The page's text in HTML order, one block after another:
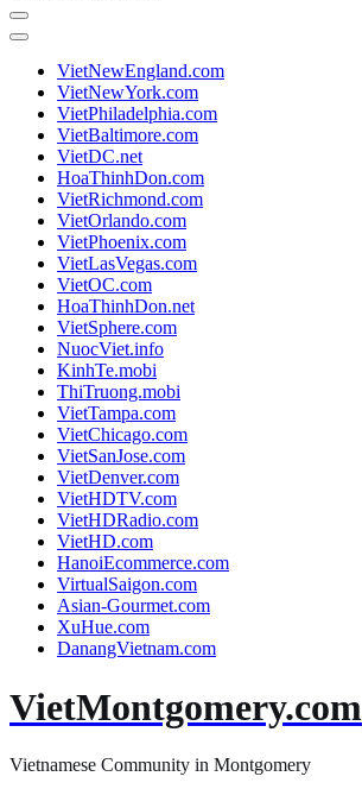
VietNewEngland.com
VietNewYork.com
VietPhiladelphia.com
VietBaltimore.com
VietDC.net
HoaThinhDon.com
VietRichmond.com
VietOrlando.com
VietPhoenix.com
VietLasVegas.com
VietOC.com
HoaThinhDon.net
VietSphere.com
NuocViet.info
KinhTe.mobi
ThiTruong.mobi
VietTampa.com
VietChicago.com
VietSanJose.com
VietDenver.com
VietHDTV.com
VietHDRadio.com
VietHD.com
HanoiEcommerce.com
VirtualSaigon.com
Asian-Gourmet.com
XuHue.com
DanangVietnam.com
VietMontgomery.com
Vietnamese Community in Montgomery